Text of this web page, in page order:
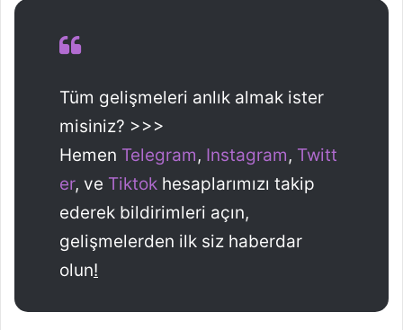
Tüm gelişmeleri anlık almak ister
misiniz? >>>
Hemen Telegram, Instagram, Twitt
er, ve Tiktok hesaplarımızı takip
ederek bildirimleri açın,
gelişmelerden ilk siz haberdar
olun!